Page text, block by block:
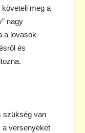
meg a
nagy
a lovasok
és
szükség van
a versenyeket